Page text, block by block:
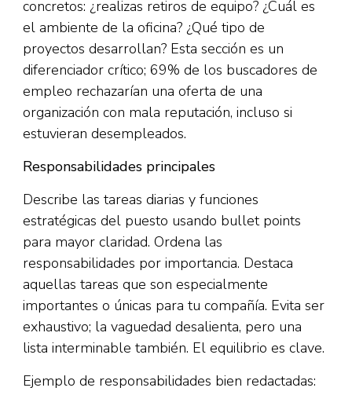
concretos: ¿realizas retiros de equipo? ¿Cuál es
el ambiente de la oficina? ¿Qué tipo de
proyectos desarrollan? Esta sección es un
diferenciador crítico; 69% de los buscadores de
empleo rechazarían una oferta de una
organización con mala reputación, incluso si
estuvieran desempleados.​
Responsabilidades principales
Describe las tareas diarias y funciones
estratégicas del puesto usando bullet points
para mayor claridad. Ordena las
responsabilidades por importancia. Destaca
aquellas tareas que son especialmente
importantes o únicas para tu compañía. Evita ser
exhaustivo; la vaguedad desalienta, pero una
lista interminable también. El equilibrio es clave.​
Ejemplo de responsabilidades bien redactadas: